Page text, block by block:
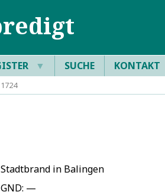
▼ SUCHE KONTAKT
Stadtbrand in Balingen
GND: —